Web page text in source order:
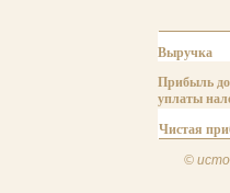
Выручка
Прибыль до
уплаты
Чистая
©